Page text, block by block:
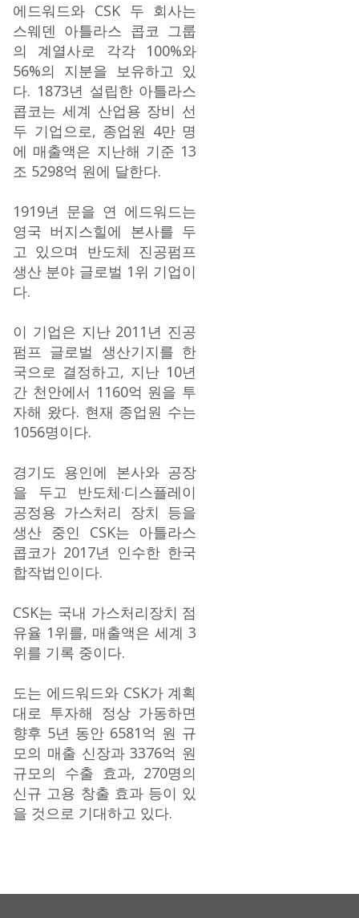
에드워드와 CSK 두 회사는
스웨덴 아틀라스 콥코 그룹
의 계열사로 각각 100%와
56%의 지분을 보유하고 있
다. 1873년 설립한 아틀라스
콥코는 세계 산업용 장비 선
두 기업으로, 종업원 4만 명
에 매출액은 지난해 기준 13
조 5298억 원에 달한다.
1919년 문을 연 에드워드는
영국 버지스힐에 본사를 두
고 있으며 반도체 진공펌프
생산 분야 글로벌 1위 기업이
다.
이 기업은 지난 2011년 진공
펌프 글로벌 생산기지를 한
국으로 결정하고, 지난 10년
간 천안에서 1160억 원을 투
자해 왔다. 현재 종업원 수는
1056명이다.
경기도 용인에 본사와 공장
을 두고 반도체·디스플레이
공정용 가스처리 장치 등을
생산 중인 CSK는 아틀라스
콥코가 2017년 인수한 한국
합작법인이다.
CSK는 국내 가스처리장치 점
유율 1위를, 매출액은 세계 3
위를 기록 중이다.
도는 에드워드와 CSK가 계획
대로 투자해 정상 가동하면
향후 5년 동안 6581억 원 규
모의 매출 신장과 3376억 원
규모의 수출 효과, 270명의
신규 고용 창출 효과 등이 있
을 것으로 기대하고 있다.